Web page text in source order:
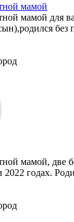
мамой
мамой для
без
мамой, две
2022 годах.